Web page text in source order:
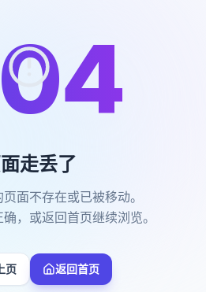
走丢了
面不存在或已被移动。
，或返回首页继续浏览。
页 返回首页